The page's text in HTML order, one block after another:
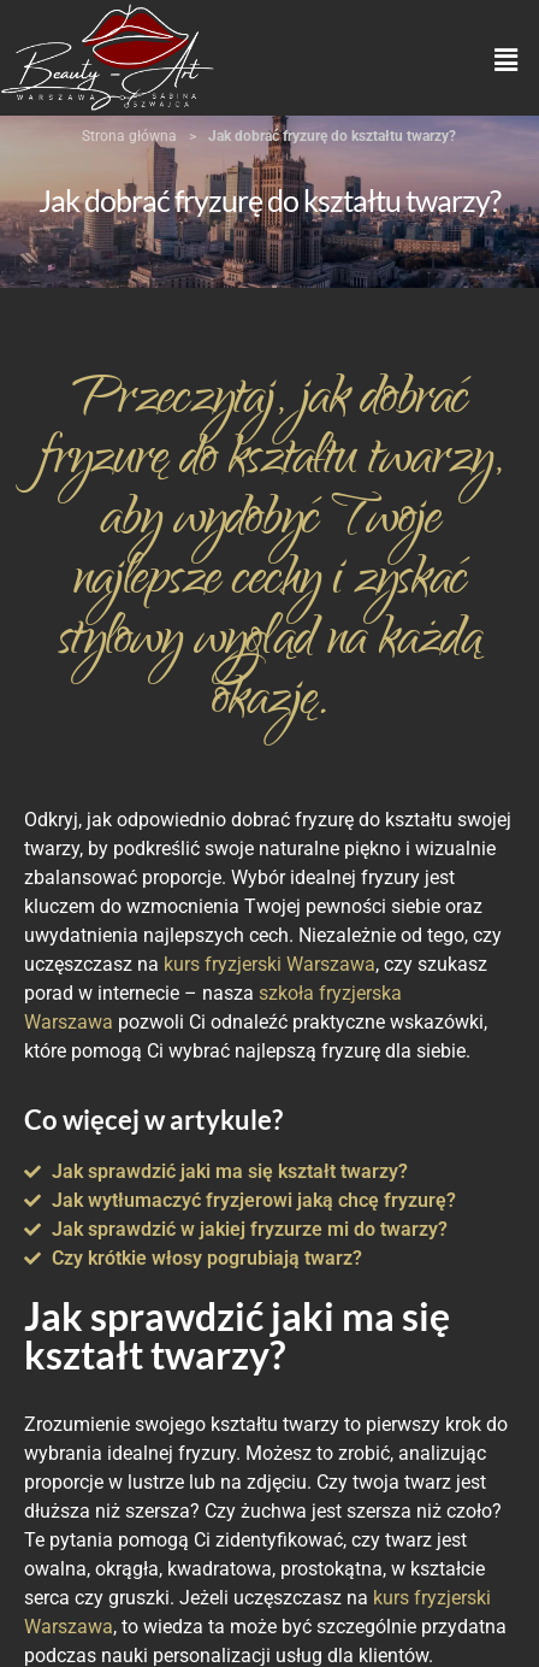
Strona główna > Jak dobrać fryzurę do kształtu twarzy?
Jak dobrać fryzurę do kształtu twarzy?
Przeczytaj, jak dobrać
fryzurę do kształtu twarzy,
aby wydobyć Twoje
najlepsze cechy i zyskać
stylowy wygląd na każdą
okazję.
Odkryj, jak odpowiednio dobrać fryzurę do kształtu swojej
twarzy, by podkreślić swoje naturalne piękno i wizualnie
zbalansować proporcje. Wybór idealnej fryzury jest
kluczem do wzmocnienia Twojej pewności siebie oraz
uwydatnienia najlepszych cech. Niezależnie od tego, czy
uczęszczasz na kurs fryzjerski Warszawa, czy szukasz
porad w internecie – nasza szkoła fryzjerska
Warszawa pozwoli Ci odnaleźć praktyczne wskazówki,
które pomogą Ci wybrać najlepszą fryzurę dla siebie.
Co więcej w artykule?
Jak sprawdzić jaki ma się kształt twarzy?
Jak wytłumaczyć fryzjerowi jaką chcę fryzurę?
Jak sprawdzić w jakiej fryzurze mi do twarzy?
Czy krótkie włosy pogrubiają twarz?
Jak sprawdzić jaki ma się
kształt twarzy?
Zrozumienie swojego kształtu twarzy to pierwszy krok do
wybrania idealnej fryzury. Możesz to zrobić, analizując
proporcje w lustrze lub na zdjęciu. Czy twoja twarz jest
dłuższa niż szersza? Czy żuchwa jest szersza niż czoło?
Te pytania pomogą Ci zidentyfikować, czy twarz jest
owalna, okrągła, kwadratowa, prostokątna, w kształcie
serca czy gruszki. Jeżeli uczęszczasz na kurs fryzjerski
Warszawa, to wiedza ta może być szczególnie przydatna
podczas nauki personalizacji usług dla klientów.